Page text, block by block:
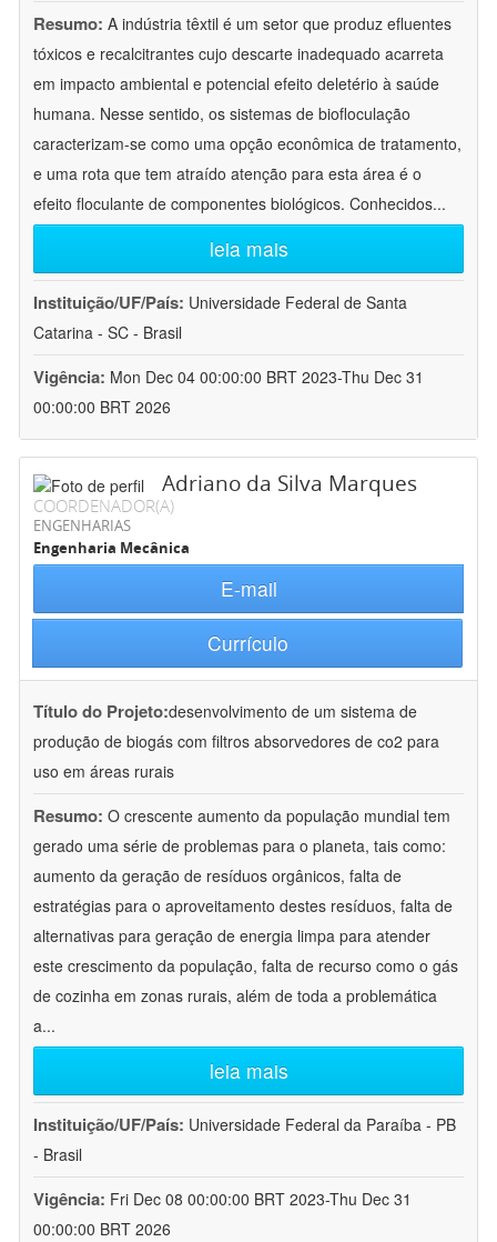
Resumo: A indústria têxtil é um setor que produz efluentes
tóxicos e recalcitrantes cujo descarte inadequado acarreta
em impacto ambiental e potencial efeito deletério à saúde
humana. Nesse sentido, os sistemas de biofloculação
caracterizam-se como uma opção econômica de tratamento,
e uma rota que tem atraído atenção para esta área é o
efeito floculante de componentes biológicos. Conhecidos...
leia mais
Instituição/UF/País: Universidade Federal de Santa
Catarina - SC - Brasil
Vigência: Mon Dec 04 00:00:00 BRT 2023-Thu Dec 31
00:00:00 BRT 2026
Adriano da Silva Marques
COORDENADOR(A)
ENGENHARIAS
Engenharia Mecânica
E-mail
Currículo
Título do Projeto:desenvolvimento de um sistema de
produção de biogás com filtros absorvedores de co2 para
uso em áreas rurais
Resumo: O crescente aumento da população mundial tem
gerado uma série de problemas para o planeta, tais como:
aumento da geração de resíduos orgânicos, falta de
estratégias para o aproveitamento destes resíduos, falta de
alternativas para geração de energia limpa para atender
este crescimento da população, falta de recurso como o gás
de cozinha em zonas rurais, além de toda a problemática
a...
leia mais
Instituição/UF/País: Universidade Federal da Paraíba - PB
- Brasil
Vigência: Fri Dec 08 00:00:00 BRT 2023-Thu Dec 31
00:00:00 BRT 2026